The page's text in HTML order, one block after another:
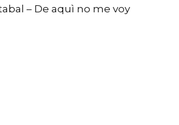
– De aquì no me voy